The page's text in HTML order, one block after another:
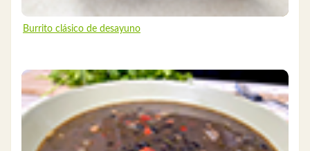
Burrito clásico de desayuno